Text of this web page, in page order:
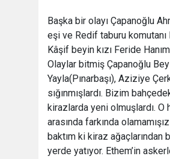
Başka bir olayı Çapanoğlu
eşi ve Redif taburu komutanı
Kâşif beyin kızı Feride Hanım
Olaylar bitmiş Çapanoğlu
Yayla(Pınarbaşı), Aziziye
sığınmışlardı. Bizim
kirazlarda yeni olmuşlardı. O
arasında farkında
baktım ki kiraz ağaçlarından
yerde yatıyor. Ethem’in